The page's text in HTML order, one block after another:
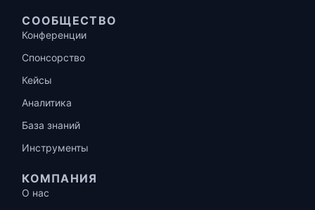
СООБЩЕСТВО
Конференции
Спонсорство
Кейсы
Аналитика
База знаний
Инструменты
КОМПАНИЯ
О нас